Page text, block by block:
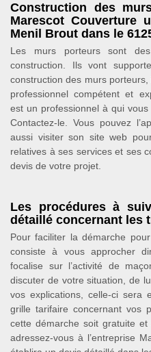
Construction des
Marescot Couverture
Menil Brout dans le
Les murs porteurs sont
construction. Ils vont
construction des murs
professionnel compétent et
est un professionnel à qui
Contactez-le. Vous pouvez
aussi visiter son site web
relatives à ses services et ses
devis de votre projet.
Les procédures à
détaillé concernant les
Pour faciliter la démarche
consiste à vous approcher
focalise sur l’activité de
discuter de votre situation, de
vos explications, celle-ci sera
grille tarifaire concernant vos
cette démarche soit gratuite
adressez-vous à l’entreprise